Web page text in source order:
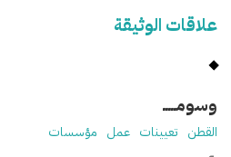
علاقات الوثيقة
وسومـــــ
القطن تعيينات عمل مؤسسات